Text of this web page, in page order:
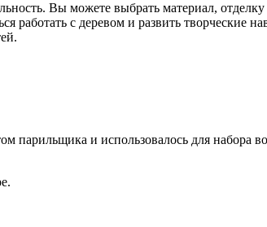
Вы можете выбрать материал,
с деревом и развить творческие
парильщика и использовалось для набора